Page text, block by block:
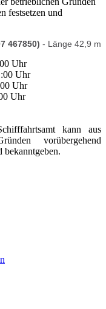
festsetzen und
467850) - Länge 42,9 m
Uhr
Uhr
Uhr
Uhr
kann aus
vorübergehend
bekanntgeben.